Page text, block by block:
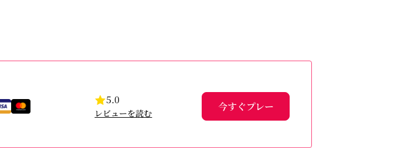
5.0
レビューを読む
今すぐプレー